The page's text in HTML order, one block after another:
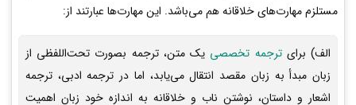
مستلزم مهارت‌های خلاقانه هم می‌باشد. این مهارت‌ها عبارتند از:
الف) برایترجمه تخصصی یک متن، ترجمه بصورت تحت‌اللفظی از
زبان مبدأ به زبان مقصد انتقال می‌یابد، اما در ترجمه ادبی، ترجمه
اشعار و داستان، نوشتن ناب و خلاقانه به اندازه خود زبان اهمیت